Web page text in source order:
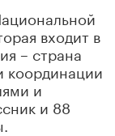
входит в
– страна
координации
и
и 88